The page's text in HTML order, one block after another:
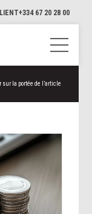
+334 67 20 28 00
la portée de l’article